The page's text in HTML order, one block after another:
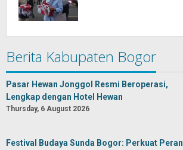
Berita Kabupaten Bogor
Pasar Hewan Jonggol Resmi Beroperasi,
Lengkap dengan Hotel Hewan
Thursday, 6 August 2026
Festival Budaya Sunda Bogor: Perkuat Peran